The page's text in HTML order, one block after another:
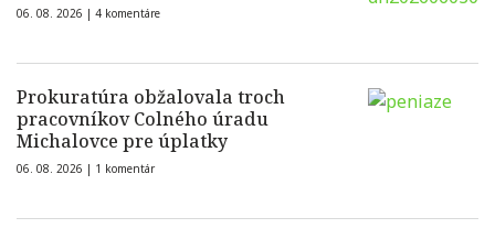
06. 08. 2026 | 4 komentáre
Prokuratúra obžalovala troch
pracovníkov Colného úradu
Michalovce pre úplatky
06. 08. 2026 | 1 komentár